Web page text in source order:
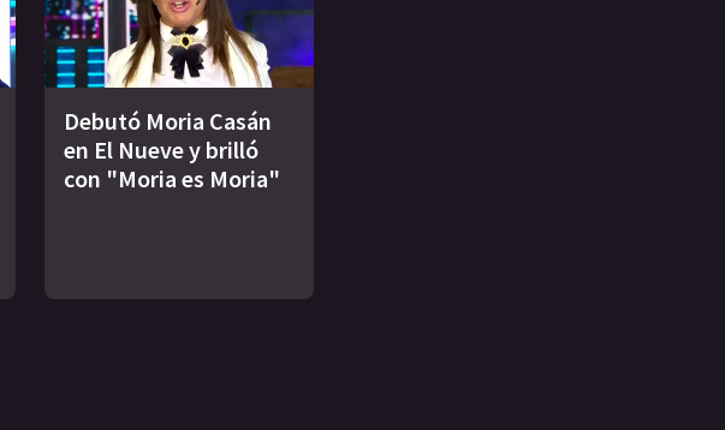
Debutó Moria Casán
en El Nueve y brilló
con "Moria es Moria"